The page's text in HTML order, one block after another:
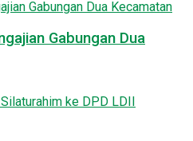
Gabungan Dua